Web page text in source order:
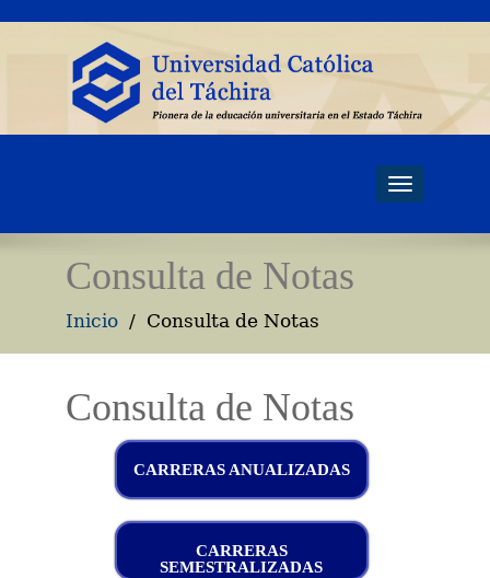
Toggle
Consulta de Notas
Inicio Consulta de Notas
Consulta de Notas
CARRERAS ANUALIZADAS
CARRERAS
SEMESTRALIZADAS